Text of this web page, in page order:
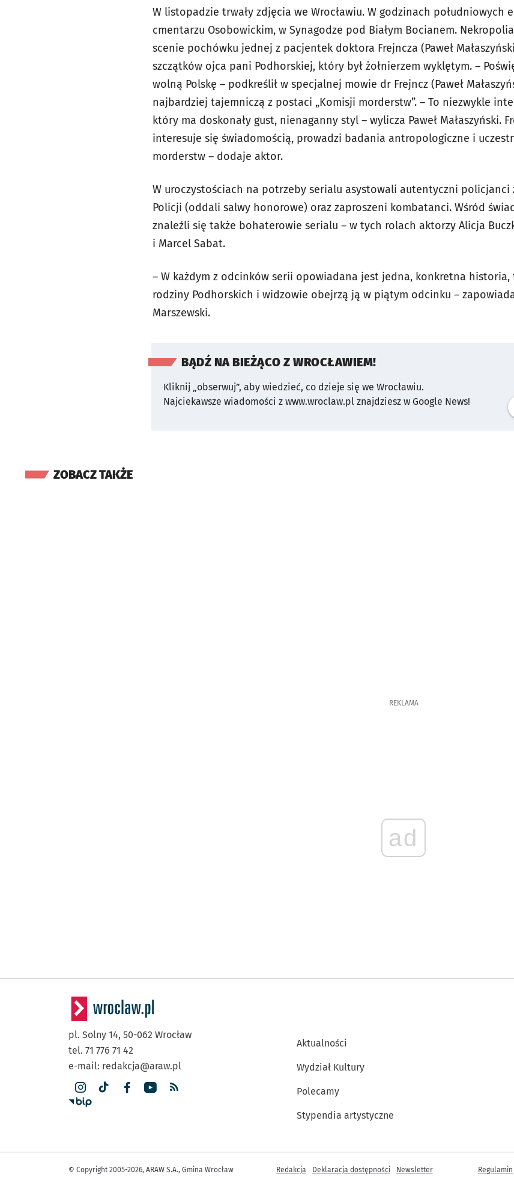
W listopadzie trwały zdjęcia we Wrocławiu. W godzinach południowych
cmentarzu Osobowickim, w Synagodze pod Białym Bocianem.
scenie pochówku jednej z pacjentek doktora Frejncza (Paweł
szczątków ojca pani Podhorskiej, który był żołnierzem wyklętym. –
wolną Polskę – podkreślił w specjalnej mowie dr Frejncz (Paweł
najbardziej tajemniczą z postaci „Komisji morderstw”. – To niezwykle
który ma doskonały gust, nienaganny styl – wylicza Paweł Małaszyński.
interesuje się świadomością, prowadzi badania antropologiczne i
morderstw – dodaje aktor.
W uroczystościach na potrzeby serialu asystowali autentyczni policjanci
Policji (oddali salwy honorowe) oraz zaproszeni kombatanci. Wśród
znaleźli się także bohaterowie serialu – w tych rolach aktorzy Alicja
i Marcel Sabat.
– W każdym z odcinków serii opowiadana jest jedna, konkretna historia,
rodziny Podhorskich i widzowie obejrzą ją w piątym odcinku – zapowiada
Marszewski.
BĄDŹ NA BIEŻĄCO Z WROCŁAWIEM!
Kliknij „obserwuj”, aby wiedzieć, co dzieje się we Wrocławiu.
Najciekawsze wiadomości z www.wroclaw.pl znajdziesz w Google News!
ZOBACZ TAKŻE
REKLAMA
ad
pl. Solny 14, 50-062 Wrocław
tel. 71 776 71 42
e-mail: redakcja@araw.pl
Aktualności
Wydział Kultury
Polecamy
Stypendia artystyczne
© Copyright 2005-2026, ARAW S.A., Gmina Wrocław Inne informacje
Redakcja Deklaracja dostępności Newsletter Regulamin